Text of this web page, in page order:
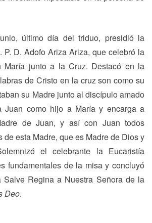
último día del triduo, presidió la
P. D. Adofo Ariza Ariza, que celebró la
María junto a la Cruz. Destacó en la
de Cristo en la cruz son como su
su Madre junto al discípulo amado
Juan como hijo a María y encarga a
de Juan, y así con Juan todos
de esta Madre, que es Madre de Dios y
el celebrante la Eucaristía
fundamentales de la misa y concluyó
Regina a Nuestra Señora de la
Deo.